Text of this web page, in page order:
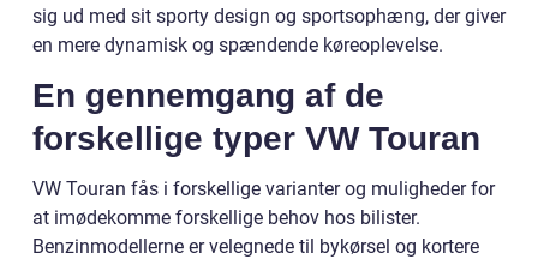
sig ud med sit sporty design og sportsophæng, der giver
en mere dynamisk og spændende køreoplevelse.
En gennemgang af de
forskellige typer VW Touran
VW Touran fås i forskellige varianter og muligheder for
at imødekomme forskellige behov hos bilister.
Benzinmodellerne er velegnede til bykørsel og kortere